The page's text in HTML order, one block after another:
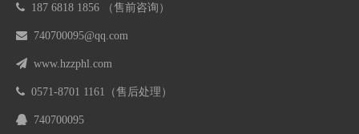
 187 6818 1856 （售前咨询）
 740700095@qq.com
 www.hzzphl.com
 0571-8701 1161 （售后处理）
 740700095